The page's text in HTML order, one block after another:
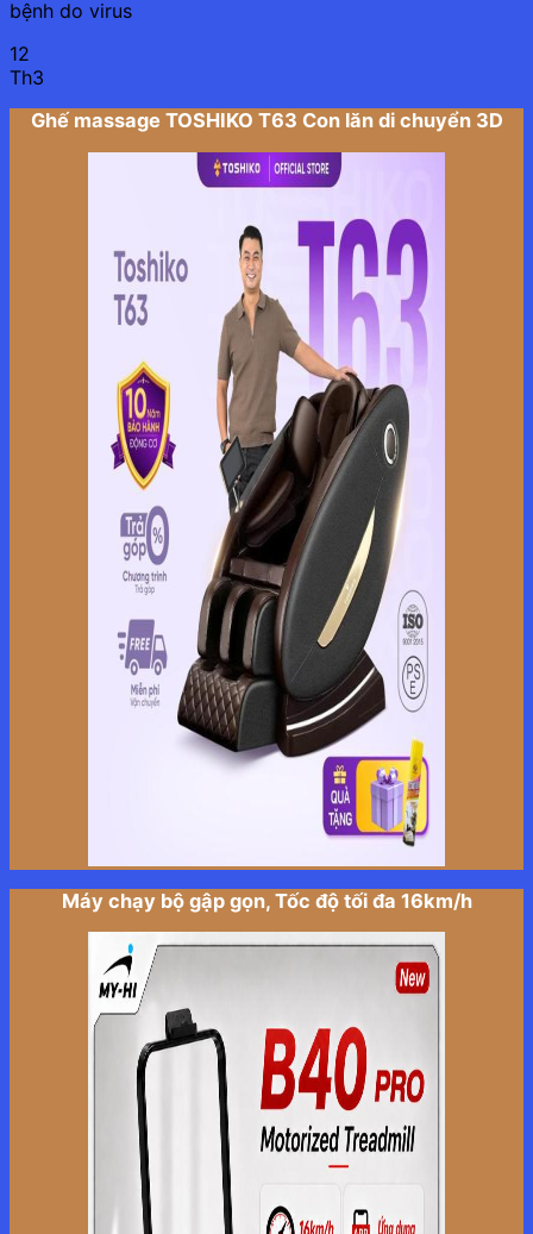
bệnh do virus
12
Th3
Ghế massage TOSHIKO T63 Con lăn di chuyển 3D
Máy chạy bộ gập gọn, Tốc độ tối đa 16km/h